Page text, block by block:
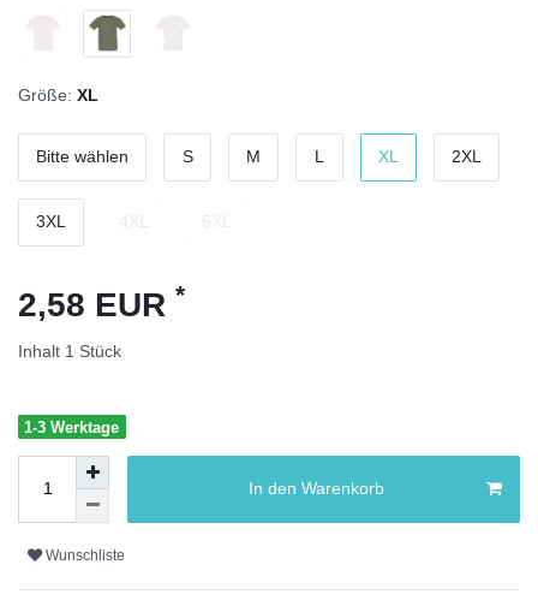
Größe: XL
Bitte wählen S M L XL 2XL
3XL
2,58 EUR *
Inhalt 1 Stück
1-3 Werktage
In den Warenkorb
Wunschliste